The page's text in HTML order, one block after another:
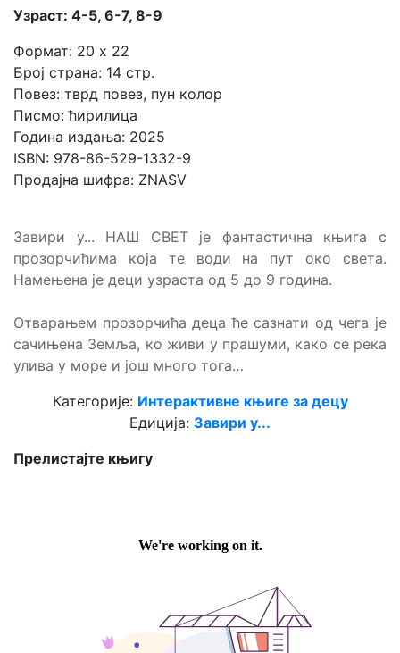
Узраст: 4-5, 6-7, 8-9
Формат: 20 x 22
Број страна: 14 стр.
Повез: тврд повез, пун колор
Писмо: ћирилица
Година издања: 2025
ISBN: 978-86-529-1332-9
Продајна шифра: ZNASV
Завири у... НАШ СВЕТ је фантастична књига с
прозорчићима која те води на пут око света.
Намењена је деци узраста од 5 до 9 година.
Отварањем прозорчића деца ће сазнати од чега је
сачињена Земља, ко живи у прашуми, како се река
улива у море и још много тога…
Категорије: Интерактивне књиге за децу
Едиција: Завири у...
Прелистајте књигу